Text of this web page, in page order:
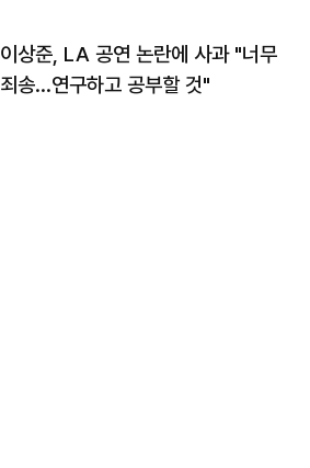
이상준, LA 공연 논란에 사과 "너무
죄송…연구하고 공부할 것"